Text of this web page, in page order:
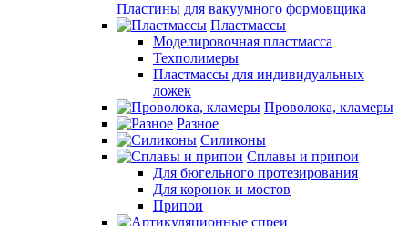
Пластины для вакуумного формовщика
Пластмассы
Моделировочная пластмасса
Техполимеры
Пластмассы для индивидуальных
ложек
Проволока, кламеры
Разное
Силиконы
Сплавы и припои
Для бюгельного протезирования
Для коронок и мостов
Припои